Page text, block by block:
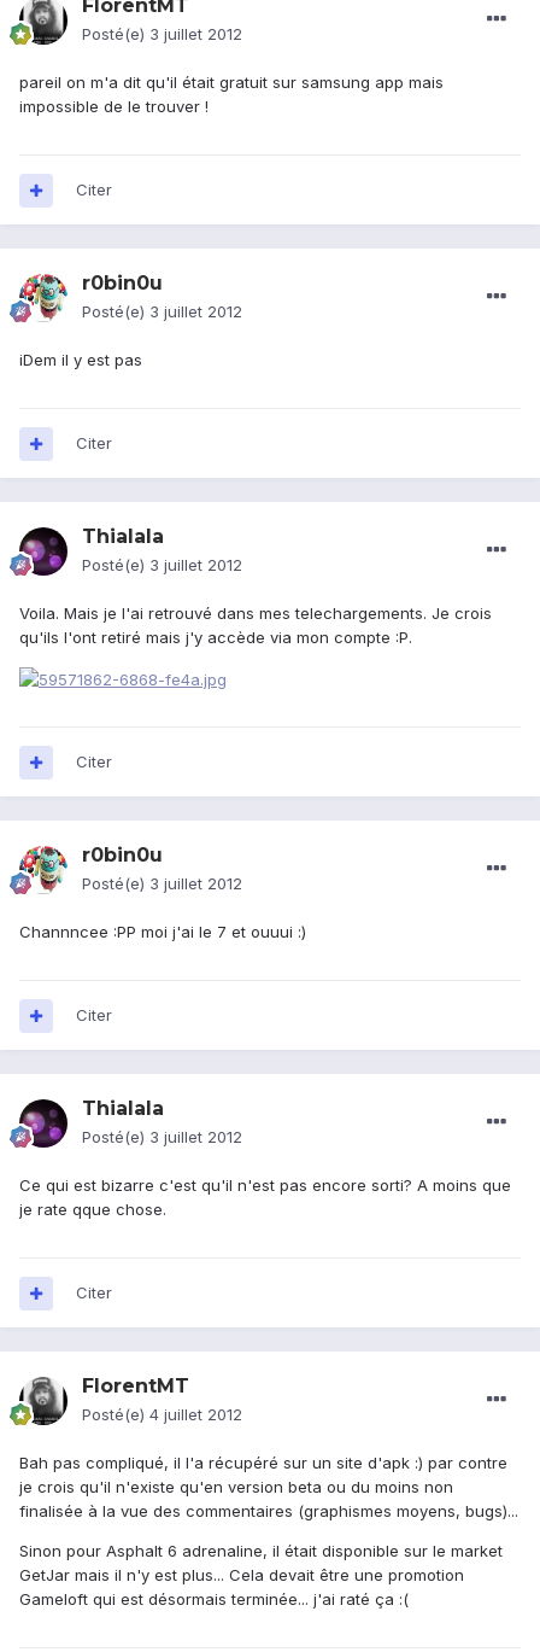
FlorentMT
Posté(e) 3 juillet 2012
pareil on m'a dit qu'il était gratuit sur samsung app mais
impossible de le trouver !
Citer
r0bin0u
Posté(e) 3 juillet 2012
iDem il y est pas
Citer
Thialala
Posté(e) 3 juillet 2012
Voila. Mais je l'ai retrouvé dans mes telechargements. Je crois
qu'ils l'ont retiré mais j'y accède via mon compte :P.
Citer
r0bin0u
Posté(e) 3 juillet 2012
Channncee :PP moi j'ai le 7 et ouuui :)
Citer
Thialala
Posté(e) 3 juillet 2012
Ce qui est bizarre c'est qu'il n'est pas encore sorti? A moins que
je rate qque chose.
Citer
FlorentMT
Posté(e) 4 juillet 2012
Bah pas compliqué, il l'a récupéré sur un site d'apk :) par contre
je crois qu'il n'existe qu'en version beta ou du moins non
finalisée à la vue des commentaires (graphismes moyens, bugs)...
Sinon pour Asphalt 6 adrenaline, il était disponible sur le market
GetJar mais il n'y est plus... Cela devait être une promotion
Gameloft qui est désormais terminée... j'ai raté ça :(